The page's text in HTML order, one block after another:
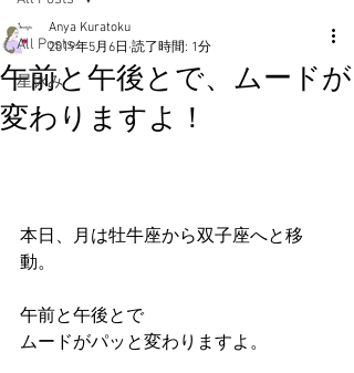
All Posts
星詠み
午前と午後とで、ムードが
変わりますよ！
Anya Kuratoku
2019年5月6日 読了時間: 1分
本日、月は牡牛座から双子座へと移
動。
午前と午後とで
ムードがパッと変わりますよ。